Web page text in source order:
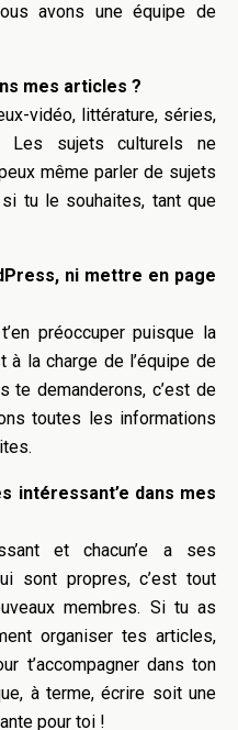
avons une équipe de
mes articles ?
vidéo, littérature, séries,
Les sujets culturels ne
même parler de sujets
tu le souhaites, tant que
ni mettre en page
préoccuper puisque la
la charge de l’équipe de
te demanderons, c’est de
toutes les informations
intéressant’e dans mes
et chacun’e a ses
sont propres, c’est tout
membres. Si tu as
organiser tes articles,
t’accompagner dans ton
à terme, écrire soit une
pour toi !